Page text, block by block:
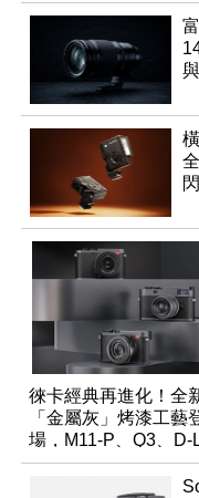
徠卡經典再進化！全
「金屬灰」烤漆工藝
場，M11-P、Q3、D-
領銜換裝